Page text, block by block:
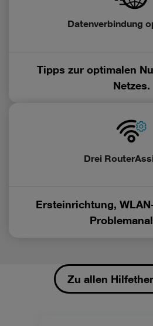
Datenverbindung
Tipps zur optimalen
Netzes.
Drei
Ersteinrichtung,
Zu allen
Datenschutzniveau wie in der
Unternehmen behandelt.
Sie nur jene Cookies im Einsatz,
Website unerlässlich sind.